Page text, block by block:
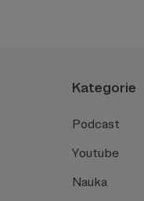
Kategorie
Podcast
Youtube
Nauka